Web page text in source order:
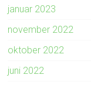
januar 2023
november 2022
oktober 2022
juni 2022